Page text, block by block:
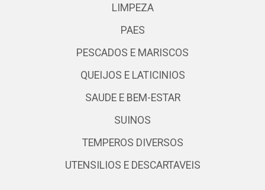
LIMPEZA
PAES
PESCADOS E MARISCOS
QUEIJOS E LATICINIOS
SAUDE E BEM-ESTAR
SUINOS
TEMPEROS DIVERSOS
UTENSILIOS E DESCARTAVEIS